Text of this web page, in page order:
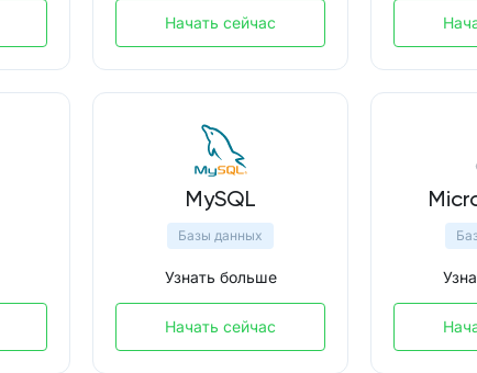
Начать сейчас
MySQL
Базы данных
Узнать больше
Начать сейчас